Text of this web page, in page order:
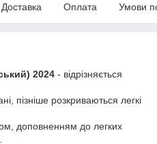
Доставка Оплата Умови
2024 - відрізняється
пізніше розкриваються легкі
доповненням до легких